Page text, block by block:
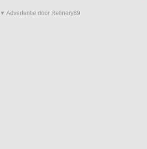
▼ Advertentie door Refinery89